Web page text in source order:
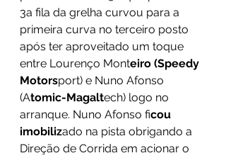
3a fila da grelha curvou para a
primeira curva no terceiro posto
após ter aproveitado um toque
entre Lourenço Monteiro (Speedy
Motorsport) e Nuno Afonso
(Atomic-Magaltech) logo no
arranque. Nuno Afonso ficou
imobilizado na pista obrigando a
Direção de Corrida em acionar o